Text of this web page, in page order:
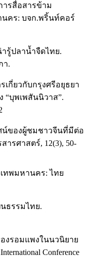
ารสื่อสารข้าม
นคร: บจก.พริ้นท์คอร์
รู้ปลาน้ำจืดไทย.
า.
เกี่ยวกับกรุงศรีอยุธยา
“บุพเพสันนิวาส”.
น์ของผู้ชมชาวจีนที่มีต่อ
ารศาสตร์, 12(3), 50-
ทพมหานคร: ไทย
ธรรมไทย.
งรอมแพงในนวนิยาย
Conference